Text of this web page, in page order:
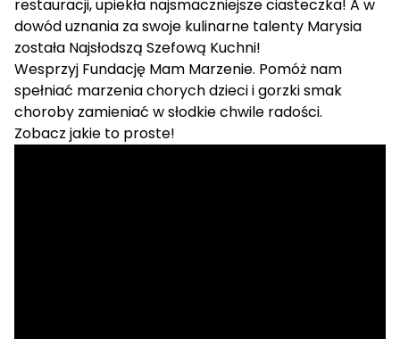
restauracji, upiekła najsmaczniejsze ciasteczka! A w
dowód uznania za swoje kulinarne talenty Marysia
została Najsłodszą Szefową Kuchni!
Wesprzyj Fundację Mam Marzenie. Pomóż nam
spełniać marzenia chorych dzieci i gorzki smak
choroby zamieniać w słodkie chwile radości.
Zobacz jakie to proste!